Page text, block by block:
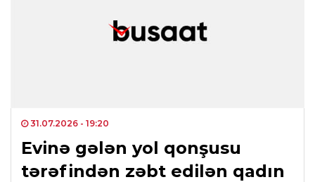
31.07.2026 - 19:20
Evinə gələn yol qonşusu
tərəfindən zəbt edilən qadın